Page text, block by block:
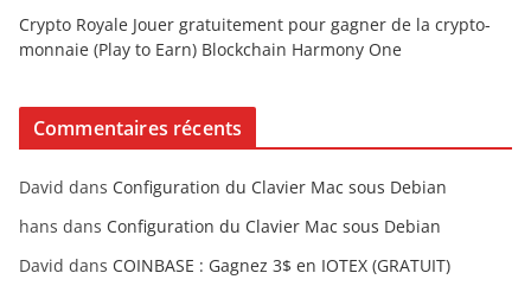
Crypto Royale Jouer gratuitement pour gagner de la crypto-
monnaie (Play to Earn) Blockchain Harmony One
Commentaires récents
David dans Configuration du Clavier Mac sous Debian
hans dans Configuration du Clavier Mac sous Debian
David dans COINBASE : Gagnez 3$ en IOTEX (GRATUIT)